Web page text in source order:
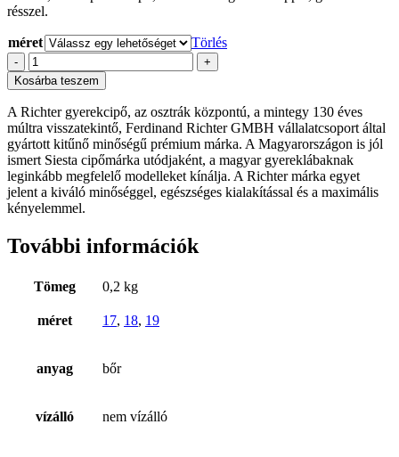
résszel.
méret Törlés
-
Richter,
"első
lépés"
lány
cipő,
17,
18,
19
mennyiség
+
Kosárba teszem
A Richter gyerekcipő, az osztrák központú, a mintegy 130 éves
múltra visszatekintő, Ferdinand Richter GMBH vállalatcsoport által
gyártott kitűnő minőségű prémium márka. A Magyarországon is jól
ismert Siesta cipőmárka utódjaként, a magyar gyereklábaknak
leginkább megfelelő modelleket kínálja. A Richter márka egyet
jelent a kiváló minőséggel, egészséges kialakítással és a maximális
kényelemmel.
További információk
Tömeg 0,2 kg
méret 17, 18, 19
anyag bőr
vízálló nem vízálló